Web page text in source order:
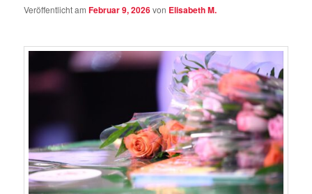
Veröffentlicht amFebruar 9, 2026von Elisabeth M.